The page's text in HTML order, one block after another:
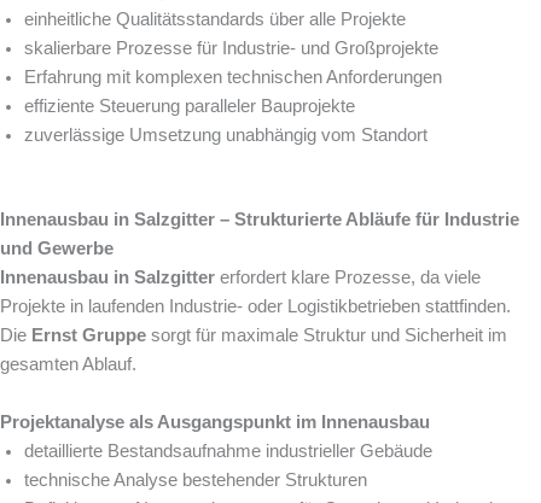
einheitliche Qualitätsstandards über alle Projekte
skalierbare Prozesse für Industrie- und Großprojekte
Erfahrung mit komplexen technischen Anforderungen
effiziente Steuerung paralleler Bauprojekte
zuverlässige Umsetzung unabhängig vom Standort
Innenausbau in Salzgitter – Strukturierte Abläufe für Industrie
und Gewerbe
Innenausbau in Salzgitter erfordert klare Prozesse, da viele
Projekte in laufenden Industrie- oder Logistikbetrieben stattfinden.
Die Ernst Gruppe sorgt für maximale Struktur und Sicherheit im
gesamten Ablauf.
Projektanalyse als Ausgangspunkt im Innenausbau
detaillierte Bestandsaufnahme industrieller Gebäude
technische Analyse bestehender Strukturen